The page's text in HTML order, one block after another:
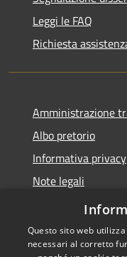
Leggi le FAQ
Richiesta
Amministrazione
Albo pretorio
Informativa privacy
Note legali
Dichiarazione di
Questo sito web
necessari al corretto